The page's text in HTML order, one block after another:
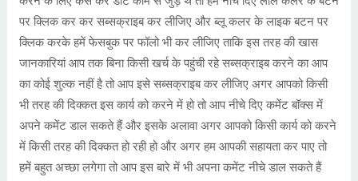
पर क्लिक कर कर सब्सक्राइब कर लीजिए और ब्लू कलर के लाइक बटन पर
क्लिक करके हमें फेसबुक पर फॉलो भी कर लीजिए ताकि इस तरह की खास
जानकारियां आप तक बिना किसी खर्च के पहुंची रहे सब्सक्राइब करने का आप
का कोई शुल्क नहीं है तो आप इसे सब्सक्राइब कर लीजिए अगर आपको किसी
भी तरह की दिक्कत इस कार्य को करने में हो तो आप नीचे दिए कमेंट बॉक्स में
अपने कमेंट डाल सकते हैं और इसके अलावा अगर आपको किसी कार्य को करने
में किसी तरह की दिक्कत हो रही हो और अगर हम आपकी सहायता कर पाए तो
हमें बहुत अच्छा लगेगा तो आप इस बारे में भी अपना कमेंट नीचे डाल सकते हैं